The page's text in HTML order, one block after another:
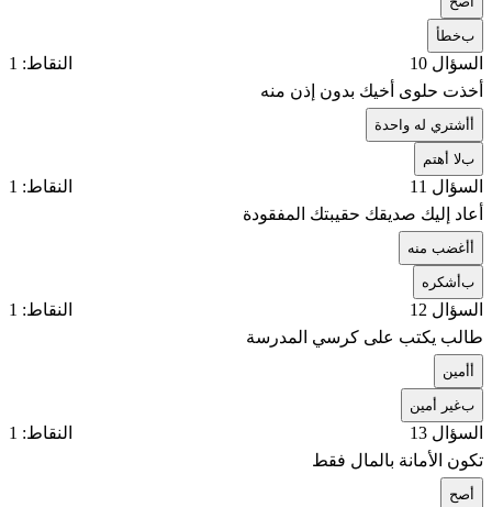
بخطأ
السؤال 10
النقاط: 1
أخذت حلوى أخيك بدون إذن منه
أشتري له واحدة
بلا أهتم
السؤال 11
النقاط: 1
أعاد إليك صديقك حقيبتك المفقودة
أغضب منه
بأشكره
السؤال 12
النقاط: 1
طالب يكتب على كرسي المدرسة
أمين
بغير أمين
السؤال 13
النقاط: 1
تكون الأمانة بالمال فقط
صح